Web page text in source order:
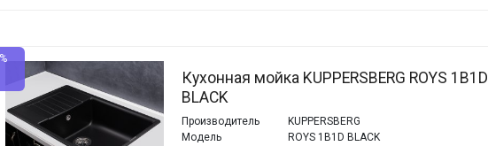
Кухонная мойка KUPPERSBERG ROYS 1B1D
BLACK
Производитель
KUPPERSBERG
Модель
ROYS 1B1D BLACK